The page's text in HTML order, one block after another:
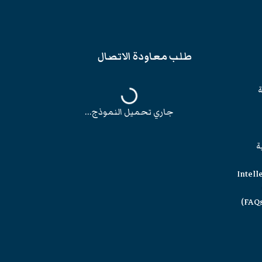
طلب معاودة الاتصال
جاري تحميل النموذج...